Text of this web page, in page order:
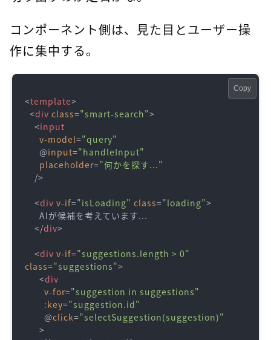
コンポーネント側は、見た目とユーザー操
作に集中する。
<template>
<div class="smart-search">
<input
v-model="query"
      @
input="handleInput"
placeholder="何かを探す..."
    />
<div v-if="isLoading" class="loading">
</div>
<div v-if="suggestions.length > 0"
class="suggestions">
<div
v-for="suggestion in suggestions"
:key="suggestion.id"
        @
click="selectSuggestion(suggestion)"
      >
Copy